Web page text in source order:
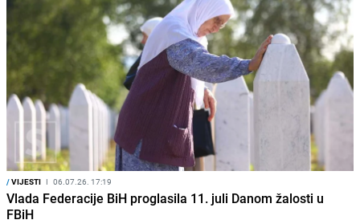
/VIJESTI I 06.07.26. 17:19
Vlada Federacije BiH proglasila 11. juli Danom žalosti u
FBiH